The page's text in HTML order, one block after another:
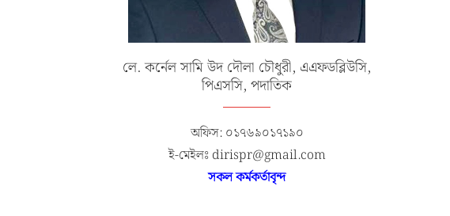
লে. কর্নেল সামি উদ দৌলা চৌধুরী, এএফডব্লিউসি,
পিএসসি, পদাতিক
অফিস: ০১৭৬৯০১৭১৯০
ই-মেইলঃ dirispr@gmail.com
সকল কর্মকর্তাবৃন্দ